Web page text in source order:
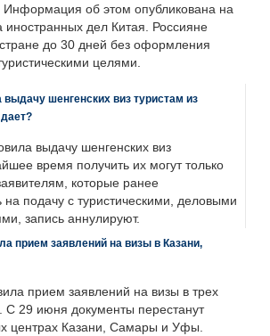
Информация об этом опубликована на
иностранных дел Китая. Россияне
стране до 30 дней без оформления
целями.
шенгенских виз туристам из
выдачу шенгенских виз
время получить их могут только
которые ранее
на подачу с туристическими, деловыми
запись аннулируют.
прием заявлений на визы в Казани,
прием заявлений на визы в трех
С 29 июня документы перестанут
центрах Казани, Самары и Уфы.